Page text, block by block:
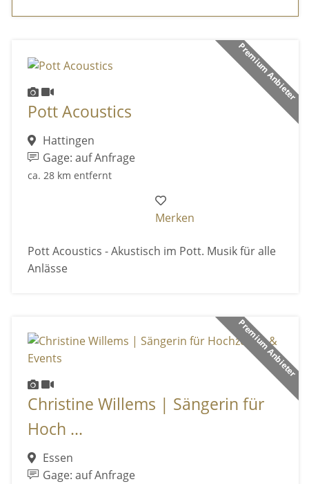
Premium Anbieter
Pott Acoustics
Hattingen
Gage: auf Anfrage
ca. 28 km entfernt
Merken
Pott Acoustics - Akustisch im Pott. Musik für alle
Anlässe
Premium Anbieter
Christine Willems | Sängerin für
Hoch ...
Essen
Gage: auf Anfrage